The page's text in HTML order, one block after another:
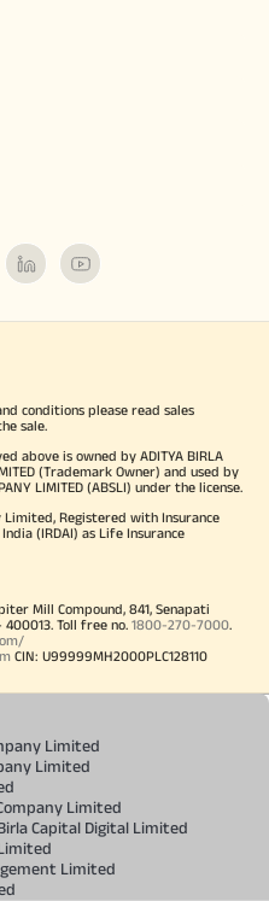
conditions please read sales
sale.
above is owned by ADITYA BIRLA
(Trademark Owner) and used by
LIMITED (ABSLI) under the license.
Limited, Registered with Insurance
(IRDAI) as Life Insurance
Mill Compound, 841, Senapati
Toll free no. 1800-270-7000.
CIN: U99999MH2000PLC128110
Limited
Limited
Limited
Capital Digital Limited
Limited